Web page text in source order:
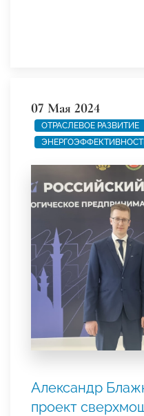
07 Мая 2024
ОТРАСЛЕВОЕ РАЗВИТИЕ
Александр
проект